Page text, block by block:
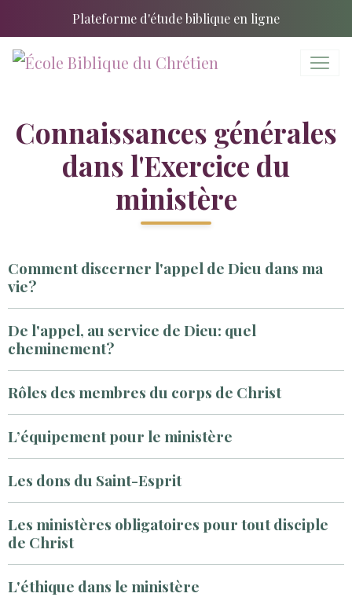
Plateforme d'étude biblique en ligne
Connaissances générales
dans l'Exercice du
ministère
Comment discerner l'appel de Dieu dans ma
vie?
De l'appel, au service de Dieu: quel
cheminement?
Rôles des membres du corps de Christ
L’équipement pour le ministère
Les dons du Saint-Esprit
Les ministères obligatoires pour tout disciple
de Christ
L'éthique dans le ministère